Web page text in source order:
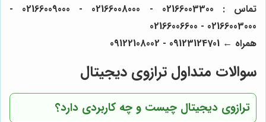
تماس : 02166003300 - 02166008000 - 02166009000 -
02166003000 - 02166006600
همراه ← 09123124701 - 09122108002
سوالات متداول ترازوی دیجیتال
ترازوی دیجیتال چیست و چه کاربردی دارد؟